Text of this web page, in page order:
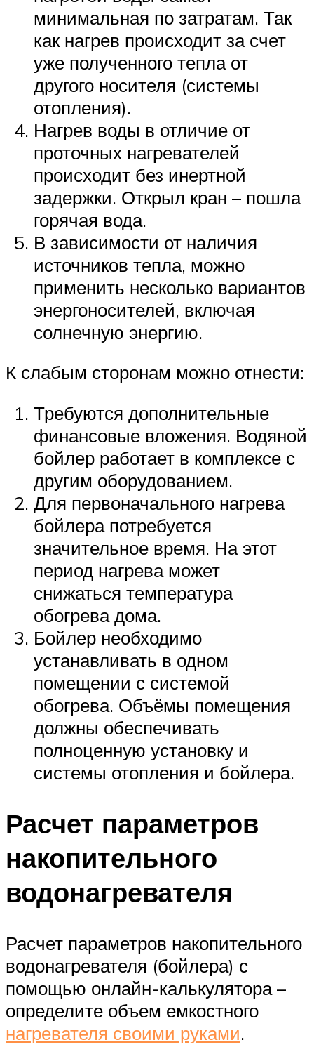
минимальная по затратам. Так
как нагрев происходит за счет
уже полученного тепла от
другого носителя (системы
отопления).
Нагрев воды в отличие от
проточных нагревателей
происходит без инертной
задержки. Открыл кран – пошла
горячая вода.
В зависимости от наличия
источников тепла, можно
применить несколько вариантов
энергоносителей, включая
солнечную энергию.
К слабым сторонам можно отнести:
Требуются дополнительные
финансовые вложения. Водяной
бойлер работает в комплексе с
другим оборудованием.
Для первоначального нагрева
бойлера потребуется
значительное время. На этот
период нагрева может
снижаться температура
обогрева дома.
Бойлер необходимо
устанавливать в одном
помещении с системой
обогрева. Объёмы помещения
должны обеспечивать
полноценную установку и
системы отопления и бойлера.
Расчет параметров
накопительного
водонагревателя
Расчет параметров накопительного
водонагревателя (бойлера) с
помощью онлайн-калькулятора –
определите объем емкостного
нагревателя своими руками.